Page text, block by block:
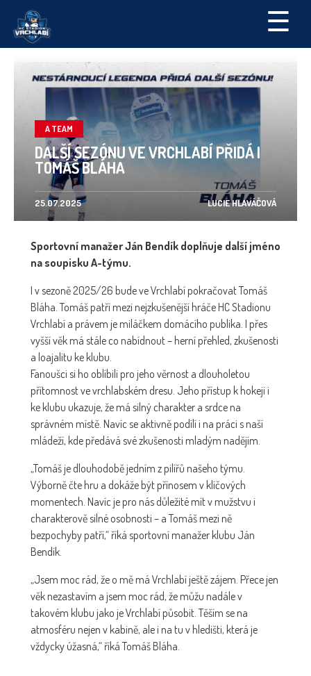
☰
A TEAM
DALŠÍ SEZÓNU VE VRCHLABÍ PŘIDÁ I
TOMÁŠ BLÁHA
25.07.2025 LUCIE HLAVÁČOVÁ
Sportovní manažer Ján Bendík doplňuje další jméno
na soupisku A-týmu.
I v sezoně 2025/26 bude ve Vrchlabí pokračovat Tomáš
Bláha. Tomáš patří mezi nejzkušenější hráče HC Stadionu
Vrchlabí a právem je miláčkem domácího publika. I přes
vyšší věk má stále co nabídnout – herní přehled, zkušenosti
a loajalitu ke klubu.
Fanoušci si ho oblíbili pro jeho věrnost a dlouholetou
přítomnost ve vrchlabském dresu. Jeho přístup k hokeji i
ke klubu ukazuje, že má silný charakter a srdce na
správném místě. Navíc se aktivně podílí i na práci s naší
mládeží, kde předává své zkušenosti mladým nadějím.
„Tomáš je dlouhodobě jedním z pilířů našeho týmu.
Výborně čte hru a dokáže být přínosem v klíčových
momentech. Navíc je pro nás důležité mít v mužstvu i
charakterově silné osobnosti – a Tomáš mezi ně
bezpochyby patří,“ říká sportovní manažer klubu Ján
Bendík.
„Jsem moc rád, že o mě má Vrchlabí ještě zájem. Přece jen
věk nezastavím a jsem moc rád, že můžu nadále v
takovém klubu jako je Vrchlabí působit. Těším se na
atmosféru nejen v kabině, ale i na tu v hledišti, která je
vždycky úžasná,“ říká Tomáš Bláha.